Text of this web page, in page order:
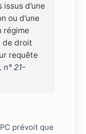
d’une
ou d’une
régime
de droit
requête
n° 21-
prévoit que